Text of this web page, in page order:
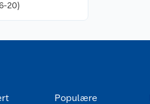
20)
Populære